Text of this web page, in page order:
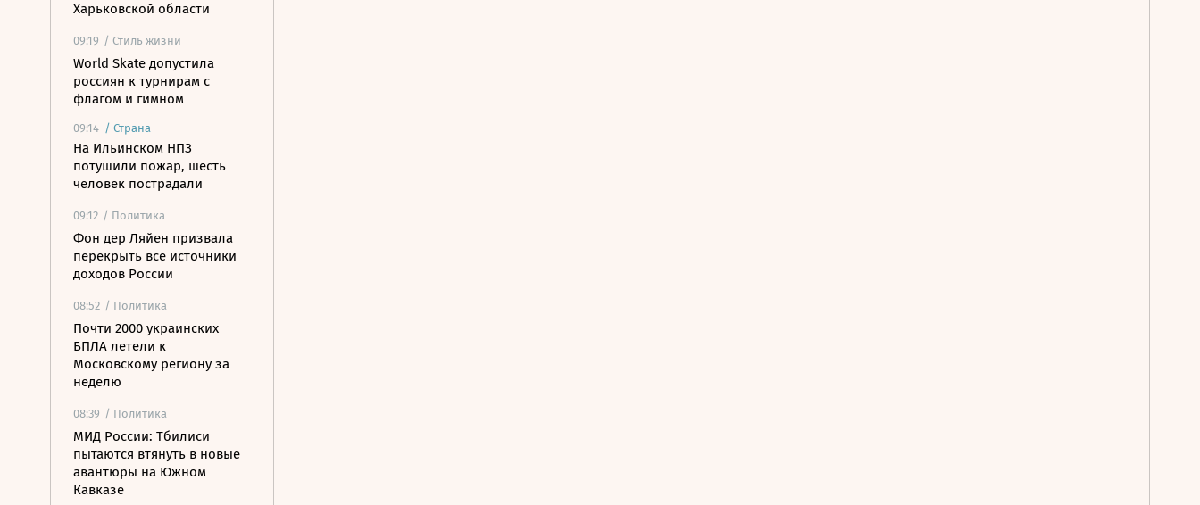
Харьковской области
09:19 / Стиль жизни
World Skate допустила
россиян к турнирам с
флагом и гимном
09:14 / Страна
На Ильинском НПЗ
потушили пожар, шесть
человек пострадали
09:12 / Политика
Фон дер Ляйен призвала
перекрыть все источники
доходов России
08:52 / Политика
Почти 2000 украинских
БПЛА летели к
Московскому региону за
неделю
08:39 / Политика
МИД России: Тбилиси
пытаются втянуть в новые
авантюры на Южном
Кавказе